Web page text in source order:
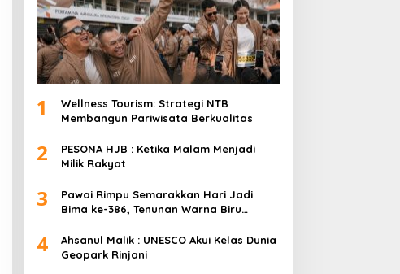
1
Wellness Tourism: Strategi NTB
Membangun Pariwisata Berkualitas
2
PESONA HJB : Ketika Malam Menjadi
Milik Rakyat
3
Pawai Rimpu Semarakkan Hari Jadi
Bima ke-386, Tenunan Warna Biru
4
Ahsanul Malik : UNESCO Akui Kelas Dunia
Geopark Rinjani